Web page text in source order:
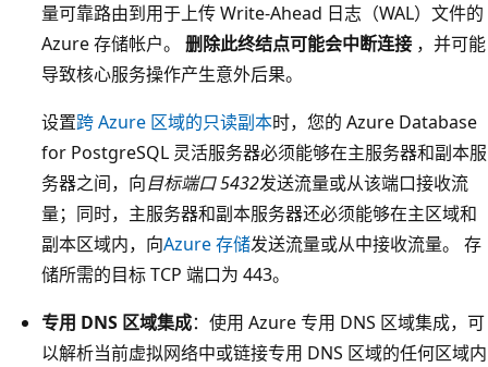
量可靠路由到用于上传 Write-Ahead 日志（WAL）文件的
Azure 存储帐户。 删除此终结点可能会中断连接 ，并可能
导致核心服务操作产生意外后果。
设置跨 Azure 区域的只读副本时，您的 Azure Database
for PostgreSQL 灵活服务器必须能够在主服务器和副本服
务器之间，向目标端口 5432发送流量或从该端口接收流
量；同时，主服务器和副本服务器还必须能够在主区域和
副本区域内，向Azure 存储发送流量或从中接收流量。 存
储所需的目标 TCP 端口为 443。
专用 DNS 区域集成：使用 Azure 专用 DNS 区域集成，可
以解析当前虚拟网络中或链接专用 DNS 区域的任何区域内